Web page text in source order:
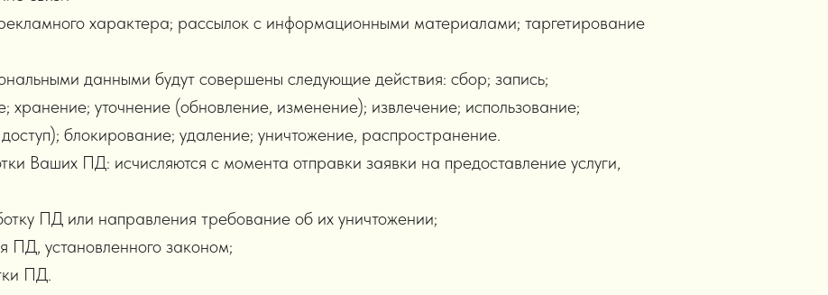
характера; рассылок с информационными материалами; таргетирование
данными будут совершены следующие действия: сбор; запись;
хранение; уточнение (обновление, изменение); извлечение; использование;
блокирование; удаление; уничтожение, распространение.
Ваших ПД: исчисляются с момента отправки заявки на предоставление услуги,
ПД или направления требование об их уничтожении;
ПД, установленного законом;
ПД.